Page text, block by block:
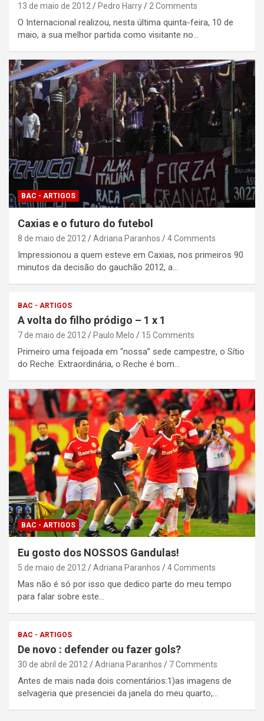
13 de maio de 2012 Pedro Harry 2 Comments
O Internacional realizou, nesta última quinta-feira, 10 de
maio, a sua melhor partida como visitante no…
BAC - ARTIGOS
Caxias e o futuro do futebol
8 de maio de 2012 Adriana Paranhos 4 Comments
Impressionou a quem esteve em Caxias, nos primeiros 90
minutos da decisão do gauchão 2012, a…
BAC - ARTIGOS
A volta do filho pródigo – 1 x 1
7 de maio de 2012 Paulo Melo 15 Comments
Primeiro uma feijoada em “nossa” sede campestre, o Sítio
do Reche. Extraordinária, o Reche é bom…
BAC - ARTIGOS
Eu gosto dos NOSSOS Gandulas!
5 de maio de 2012 Adriana Paranhos 4 Comments
Mas não é só por isso que dedico parte do meu tempo
para falar sobre este…
BAC - ARTIGOS
De novo : defender ou fazer gols?
30 de abril de 2012 Adriana Paranhos 7 Comments
Antes de mais nada dois comentários:1)as imagens de
selvageria que presenciei da janela do meu quarto,…